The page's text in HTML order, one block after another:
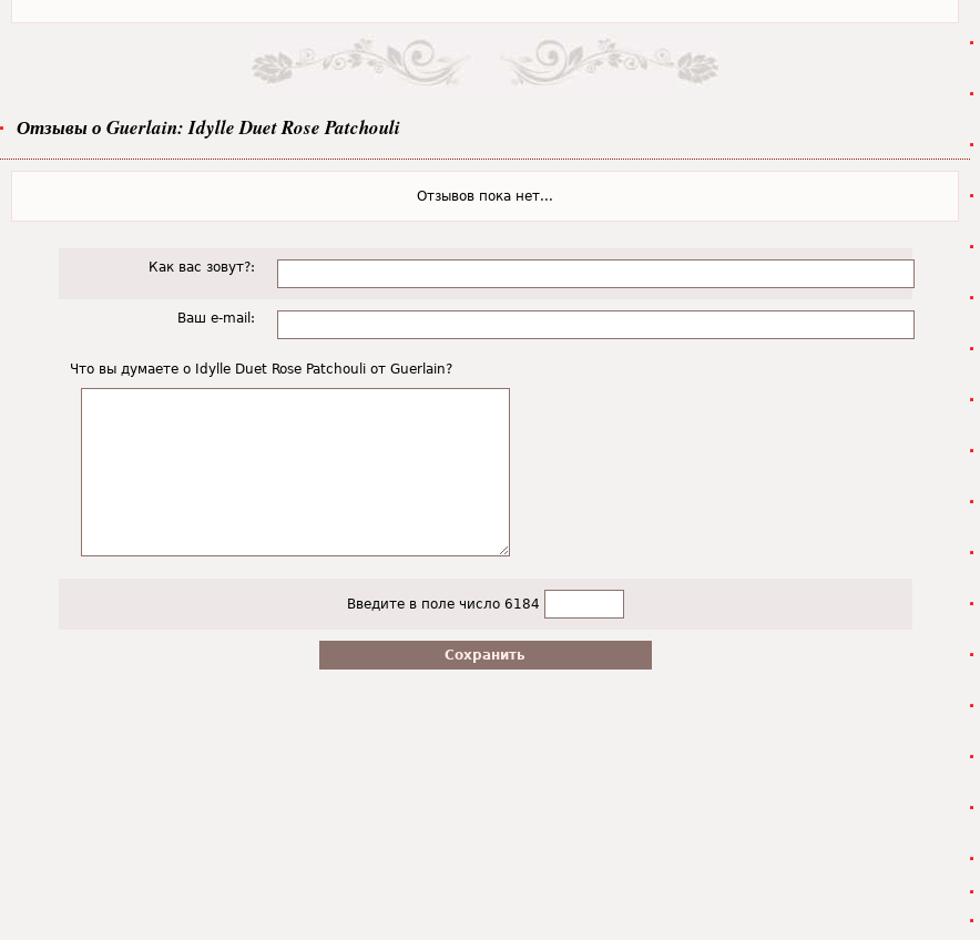
Отзывы о Guerlain: Idylle Duet Rose Patchouli
Отзывов пока нет...
Как вас зовут?:
Ваш e-mail:
Что вы думаете о Idylle Duet Rose Patchouli от Guerlain?
Введите в поле число 6184